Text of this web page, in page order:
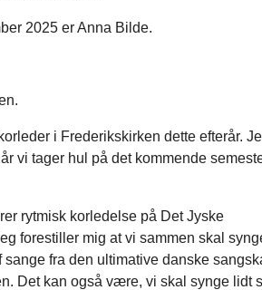
2025 er Anna Bilde.
i Frederikskirken dette efterår.
vi tager hul på det kommende
rytmisk korledelse på Det Jyske
forestiller mig at vi sammen skal
fra den ultimative danske
Det kan også være, vi skal synge lidt